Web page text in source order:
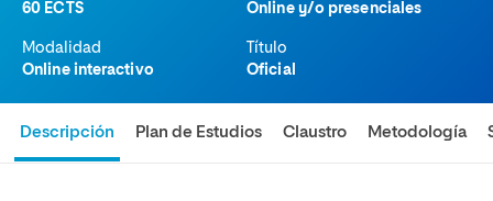
60 ECTS
Online y/o presenciales
Modalidad
Online interactivo
Título
Oficial
Descripción Plan de Estudios Claustro Metodología